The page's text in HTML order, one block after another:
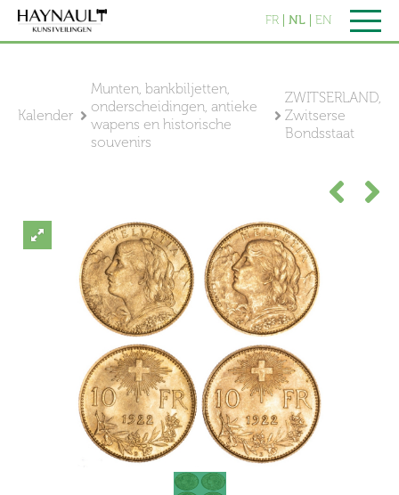
FR NL EN
Kalender
Munten, bankbiljetten,
onderscheidingen, antieke
wapens en historische
souvenirs
ZWITSERLAND,
Zwitserse
Bondsstaat